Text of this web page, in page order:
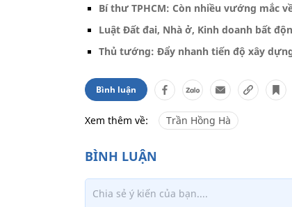
Bí thư TPHCM: Còn nhiều vướng mắc
Luật Đất đai, Nhà ở, Kinh doanh bất
Thủ tướng: Đẩy nhanh tiến độ xây
Bình luận
Xem thêm về: Trần Hồng Hà